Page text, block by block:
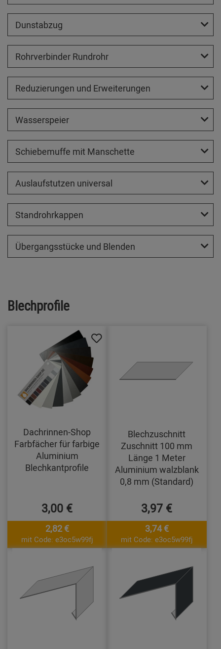
Dunstabzug
Rohrverbinder Rundrohr
Reduzierungen und Erweiterungen
Wasserspeier
Schiebemuffe mit Manschette
Auslaufstutzen universal
Standrohrkappen
Übergangsstücke und Blenden
Blechprofile
Dachrinnen-Shop
Farbfächer für farbige
Aluminium
Blechkantprofile
3,00 €
2,82 €
mit Code: e3oc5w99fj
Blechzuschnitt
Zuschnitt 100 mm
Länge 1 Meter
Aluminium walzblank
0,8 mm (Standard)
3,97 €
3,74 €
mit Code: e3oc5w99fj